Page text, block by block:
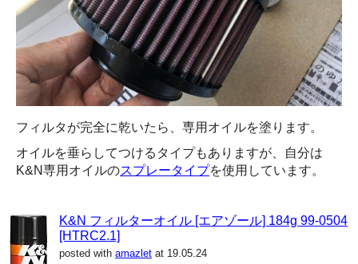
フィルタが完全に乾いたら、専用オイルを塗ります。
オイルを垂らしてつけるタイプもありますが、自分は
K&N専用オイルのスプレータイプを使用しています。
K&N フィルターオイル [エアゾール] 184g 99-0504
[HTRC2.1]
posted with amazlet at 19.05.24